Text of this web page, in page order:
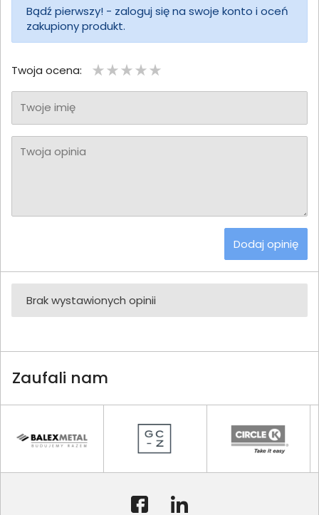
Bądź pierwszy! - zaloguj się na swoje konto i oceń
zakupiony produkt.
Twoja ocena:
Twoje imię
Twoja opinia
Dodaj opinię
Brak wystawionych opinii
Zaufali nam